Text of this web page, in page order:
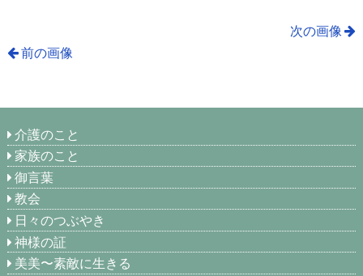
次の画像
前の画像
介護のこと
家族のこと
御言葉
教会
日々のつぶやき
神様の証
美美〜素敵に生きる